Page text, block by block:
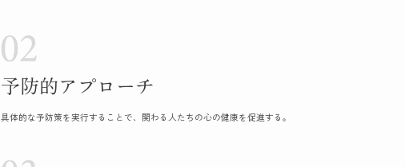
予防的アプローチ
具体的な予防策を実行することで、関わる人たちの心の健康を促進する。